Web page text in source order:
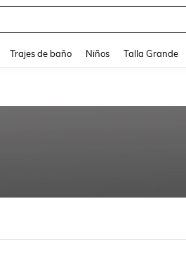
Trajes de baño Niños Talla Grande